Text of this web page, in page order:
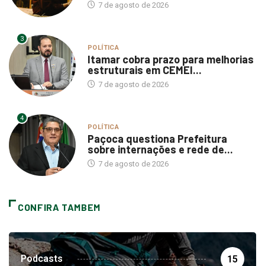
7 de agosto de 2026
3
POLÍTICA
Itamar cobra prazo para melhorias
estruturais em CEMEI...
7 de agosto de 2026
4
POLÍTICA
Paçoca questiona Prefeitura
sobre internações e rede de...
7 de agosto de 2026
CONFIRA TAMBEM
Podcasts 15